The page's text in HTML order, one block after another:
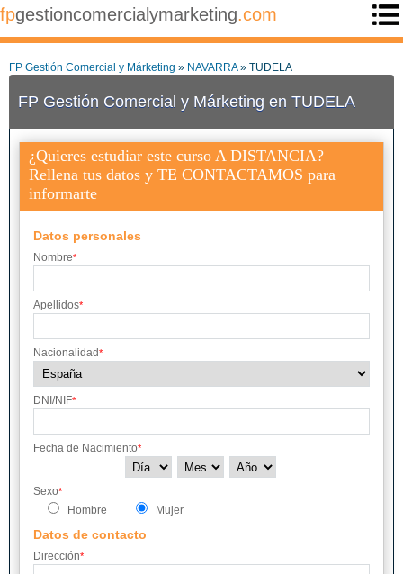
fpgestioncomercialymarketing.com
FP Gestión Comercial y Márketing » NAVARRA» TUDELA
FP Gestión Comercial y Márketing en TUDELA
¿Quieres estudiar este curso A DISTANCIA?
Rellena tus datos y TE CONTACTAMOS para
informarte
Datos personales
Nombre*
Apellidos*
Nacionalidad*
DNI/NIF*
Fecha de Nacimiento*
Sexo*
Hombre Mujer
Datos de contacto
Dirección*